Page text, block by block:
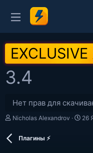
EXCLUSIVE
3.4
Нет прав для
А
Nicholas Alexandrov
Д
26
Плагины ⚡